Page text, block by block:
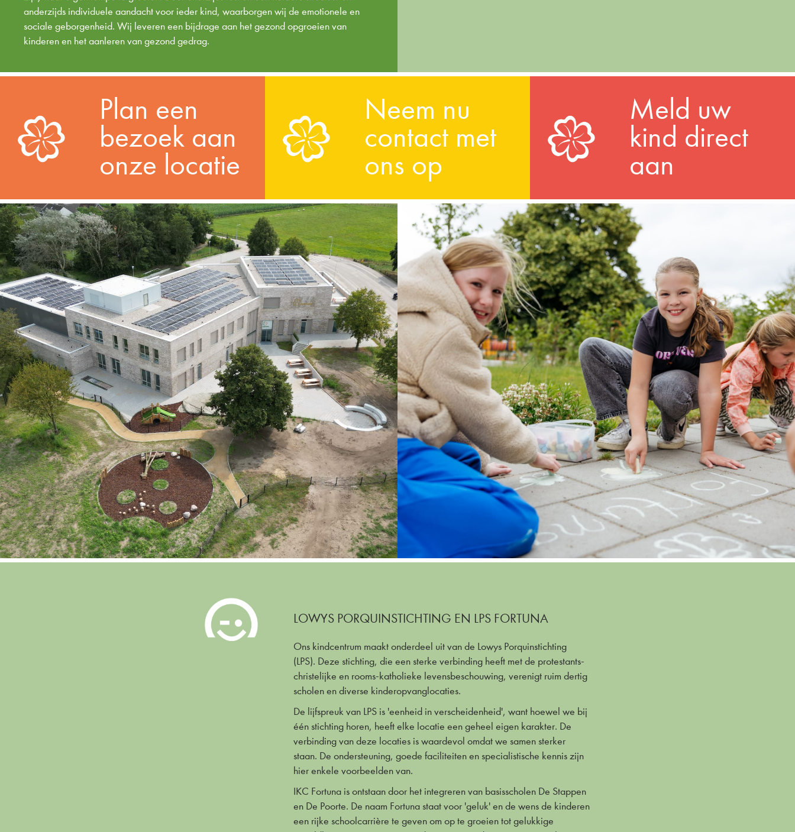
anderzijds individuele aandacht voor ieder kind, waarborgen wij de emotionele en
sociale geborgenheid. Wij leveren een bijdrage aan het gezond opgroeien van
kinderen en het aanleren van gezond gedrag.
Plan een
bezoek aan
onze locatie
Neem nu
contact met
ons op
Meld uw
kind direct
aan
LOWYS PORQUINSTICHTING EN LPS FORTUNA
Ons kindcentrum maakt onderdeel uit van de Lowys Porquinstichting
(LPS). Deze stichting, die een sterke verbinding heeft met de protestants-
christelijke en rooms-katholieke levensbeschouwing, verenigt ruim dertig
scholen en diverse kinderopvanglocaties.
De lijfspreuk van LPS is 'eenheid in verscheidenheid', want hoewel we bij
één stichting horen, heeft elke locatie een geheel eigen karakter. De
verbinding van deze locaties is waardevol omdat we samen sterker
staan. De ondersteuning, goede faciliteiten en specialistische kennis zijn
hier enkele voorbeelden van.
IKC Fortuna is ontstaan door het integreren van basisscholen De Stappen
en De Poorte. De naam Fortuna staat voor 'geluk' en de wens de kinderen
een rijke schoolcarrière te geven om op te groeien tot gelukkige